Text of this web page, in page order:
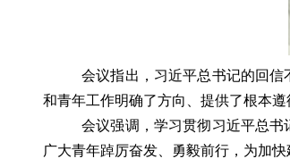
会议指出，习近平总书记的回
和青年工作明确了方向、提供了根本遵
会议强调，学习贯彻习近平总
广大青年踔厉奋发、勇毅前行，为加